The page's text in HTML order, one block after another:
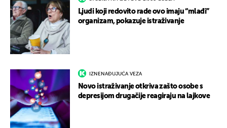
Ljudi koji redovito rade ovo imaju “mlađi”
organizam, pokazuje istraživanje
IZNENAĐUJUĆA VEZA
Novo istraživanje otkriva zašto osobe s
depresijom drugačije reagiraju na lajkove